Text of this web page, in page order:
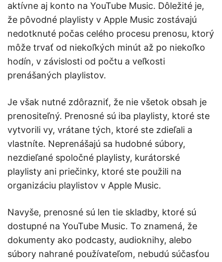
aktívne aj konto na YouTube Music. Dôležité je,
že pôvodné playlisty v Apple Music zostávajú
nedotknuté počas celého procesu prenosu, ktorý
môže trvať od niekoľkých minút až po niekoľko
hodín, v závislosti od počtu a veľkosti
prenášaných playlistov.
Je však nutné zdôrazniť, že nie všetok obsah je
prenositeľný. Prenosné sú iba playlisty, ktoré ste
vytvorili vy, vrátane tých, ktoré ste zdieľali a
vlastníte. Neprenášajú sa hudobné súbory,
nezdieľané spoločné playlisty, kurátorské
playlisty ani priečinky, ktoré ste použili na
organizáciu playlistov v Apple Music.
Navyše, prenosné sú len tie skladby, ktoré sú
dostupné na YouTube Music. To znamená, že
dokumenty ako podcasty, audioknihy, alebo
súbory nahrané používateľom, nebudú súčasťou